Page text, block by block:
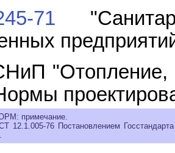
71
"Отопление,
примечание.
12.1.005-76 Постановлением
.